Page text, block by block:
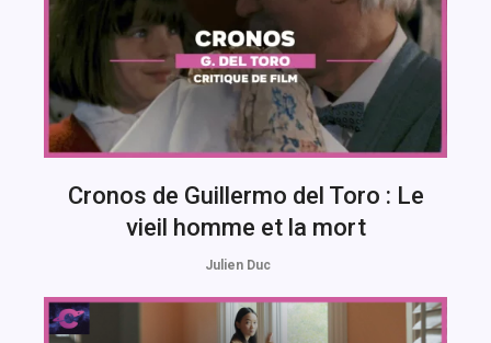
Cronos de Guillermo del Toro : Le
vieil homme et la mort
Julien Duc